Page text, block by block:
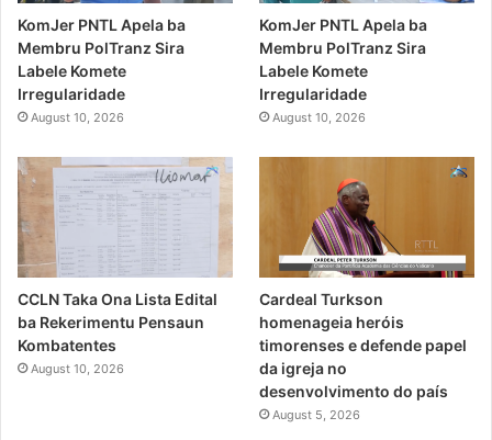
KomJer PNTL Apela ba
Membru PolTranz Sira
Labele Komete
Irregularidade
August 10, 2026
KomJer PNTL Apela ba
Membru PolTranz Sira
Labele Komete
Irregularidade
August 10, 2026
CCLN Taka Ona Lista Edital
ba Rekerimentu Pensaun
Kombatentes
August 10, 2026
Cardeal Turkson
homenageia heróis
timorenses e defende papel
da igreja no
desenvolvimento do país
August 5, 2026